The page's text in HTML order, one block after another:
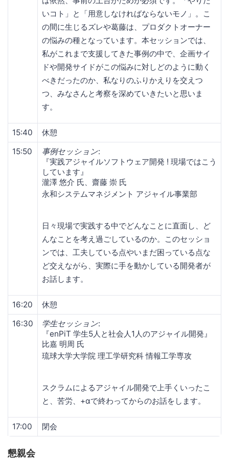
いコト」と「用意しなければならないモノ」。こ
の間に生じるズレや葛藤は、プロダクトオーナー
の悩みの種となっています。本セッションでは、
私がこれまで支援してきた事例の中で、企画サイ
ドや開発サイドがこの悩みに対しどのように動く
べきだったのか、私なりのふりかえりを交えつ
つ、みなさんと考察を深めていきたいと思いま
す。
15:40
休憩
15:50
事例セッション:
『実践アジャイルソフトウェア開発 ! 現場ではこう
しています』
瀧澤 悠介 氏、齋藤 崇 氏
永和システムマネジメント アジャイル事業部
日々現場で実践する中でどんなことに直面し、ど
んなことを考え過ごしているのか。このセッショ
ンでは、工夫している点やいまだ困っている点な
ど交えながら、実際に手を動かしている開発者が
お話します。
16:20
休憩
16:30
学生セッション:
『enPiT 学生5人と社会人1人のアジャイル開発』
比嘉 明周 氏
琉球大学大学院 理工学研究科 情報工学専攻
スクラムによるアジャイル開発で上手くいったこ
と、苦労、+αで終わってからのお話をします。
17:00 閉会
懇親会